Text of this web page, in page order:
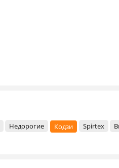
Недорогие Кодзи Spirtex